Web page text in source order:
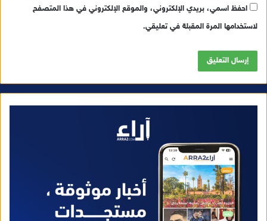
احفظ اسمي، بريدي الإلكتروني، والموقع الإلكتروني في هذا المتصفح
لاستخدامها المرة المقبلة في تعليقي.